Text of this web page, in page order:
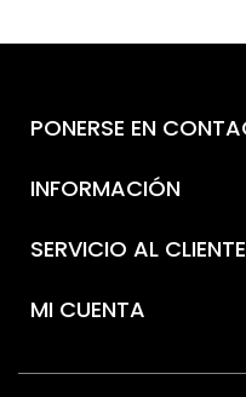
PONERSE EN
INFORMACIÓN
SERVICIO AL CLIENTE
MI CUENTA